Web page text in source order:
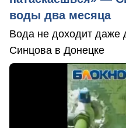
воды два месяца
Вода не доходит даже
Синцова в Донецке